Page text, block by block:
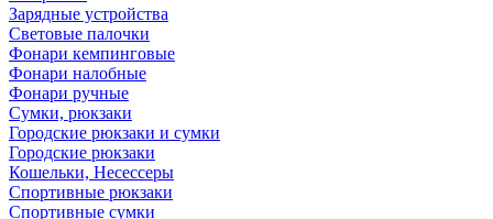
Зарядные устройства
Световые палочки
Фонари кемпинговые
Фонари налобные
Фонари ручные
Сумки, рюкзаки
Городские рюкзаки и сумки
Городские рюкзаки
Кошельки, Несессеры
Спортивные рюкзаки
Спортивные сумки